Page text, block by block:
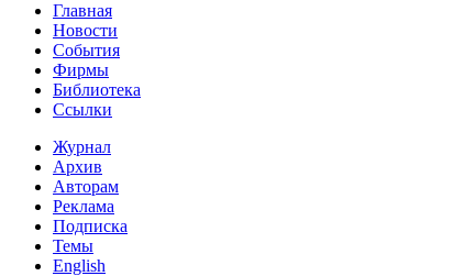
Главная
Новости
События
Фирмы
Библиотека
Ссылки
Журнал
Архив
Авторам
Реклама
Подписка
Темы
English